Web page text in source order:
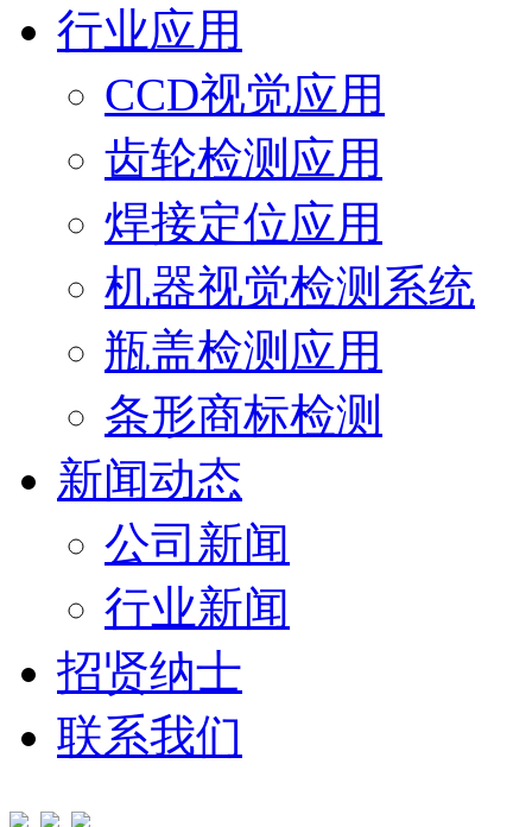
行业应用
CCD视觉应用
齿轮检测应用
焊接定位应用
机器视觉检测系统
瓶盖检测应用
条形商标检测
新闻动态
公司新闻
行业新闻
招贤纳士
联系我们